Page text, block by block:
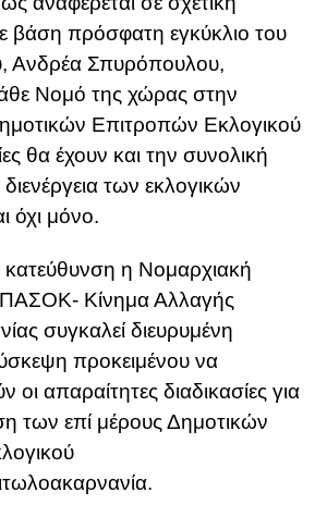
βάση πρόσφατη εγκύκλιο του
Ανδρέα Σπυρόπουλου,
Νομό της χώρας στην
Επιτροπών Εκλογικού
θα έχουν και την συνολική
των εκλογικών
όχι μόνο.
η Νομαρχιακή
Κίνημα Αλλαγής
συγκαλεί διευρυμένη
προκειμένου να
απαραίτητες διαδικασίες για
των επί μέρους Δημοτικών